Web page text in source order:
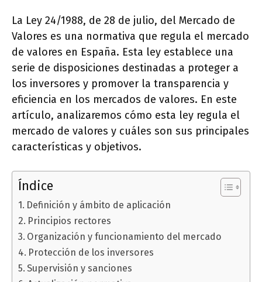
La Ley 24/1988, de 28 de julio, del Mercado de
Valores es una normativa que regula el mercado
de valores en España. Esta ley establece una
serie de disposiciones destinadas a proteger a
los inversores y promover la transparencia y
eficiencia en los mercados de valores. En este
artículo, analizaremos cómo esta ley regula el
mercado de valores y cuáles son sus principales
características y objetivos.
Índice
Definición y ámbito de aplicación
Principios rectores
Organización y funcionamiento del mercado
Protección de los inversores
Supervisión y sanciones